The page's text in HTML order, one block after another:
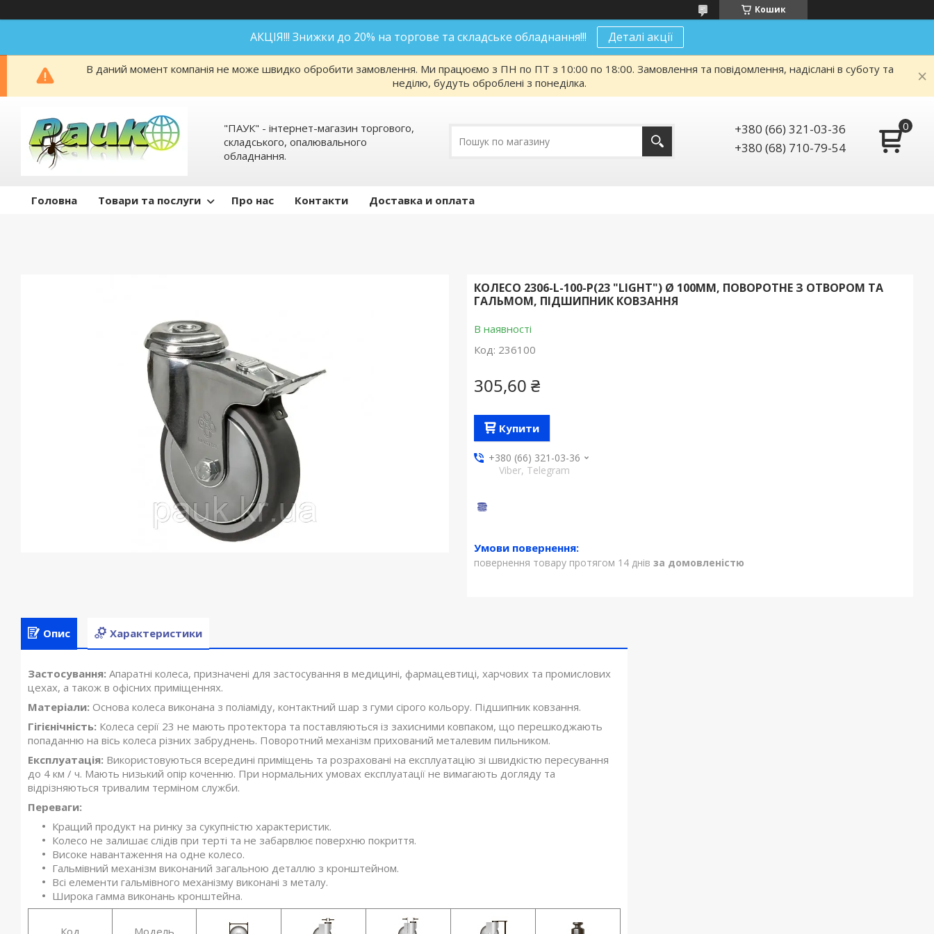
Кошик
АКЦІЯ!!! Знижки до 20% на торгове та складське обладнання!!! Деталі акції
В даний момент компанія не може швидко обробити замовлення. Ми працюємо з ПН по ПТ з 10:00 по 18:00. Замовлення та повідомлення, надіслані в суботу та
неділю, будуть оброблені з понеділка.
"ПАУК" - інтернет-магазин торгового,
складського, опалювального
обладнання.
+380 (66) 321-03-36
+380 (68) 710-79-54
Головна Товари та послуги Про нас Контакти Доставка и оплата
КОЛЕСО 2306-L-100-P(23 "LIGHT") Ø 100ММ, ПОВОРОТНЕ З ОТВОРОМ ТА
ГАЛЬМОМ, ПІДШИПНИК КОВЗАННЯ
В наявності
Код: 236100
305,60 ₴
Купити
+380 (66) 321-03-36
Viber, Telegram
повернення товару протягом 14 днів за домовленістю
Опис Характеристики
Застосування: Апаратні колеса, призначені для застосування в медицині, фармацевтиці, харчових та промислових
цехах, а також в офісних приміщеннях.
Матеріали: Основа колеса виконана з поліаміду, контактний шар з гуми сірого кольору. Підшипник ковзання.
Гігієнічність: Колеса серії 23 не мають протектора та поставляються із захисними ковпаком, що перешкоджають
попаданню на вісь колеса різних забруднень. Поворотний механізм прихований металевим пильником.
Експлуатація: Використовуються всередині приміщень та розраховані на експлуатацію зі швидкістю пересування
до 4 км / ч. Мають низький опір коченню. При нормальних умовах експлуатації не вимагають догляду та
відрізняються тривалим терміном служби.
Переваги:
Кращий продукт на ринку за сукупністю характеристик.
Колесо не залишає слідів при терті та не забарвлює поверхню покриття.
Високе навантаження на одне колесо.
Гальмівний механізм виконаний загальною деталлю з кронштейном.
Всі елементи гальмівного механізму виконані з металу.
Широка гамма виконань кронштейна.